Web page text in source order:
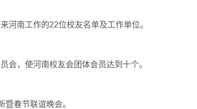
河南工作的22位校友名单及工作单位。
会，使河南校友会团体会员达到十个。
暨春节联谊晚会。